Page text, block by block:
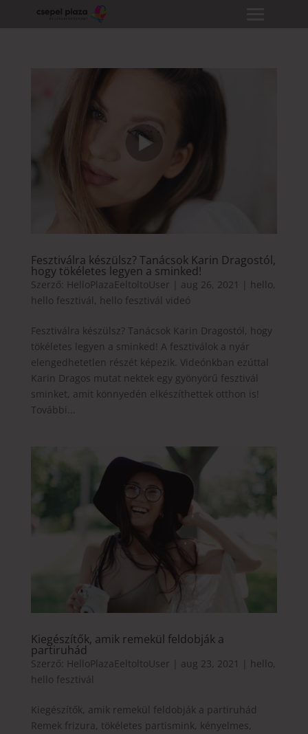
Fesztiválra készülsz? Tanácsok Karin Dragostól,
hogy tökéletes legyen a sminked!
Szerző: HelloPlazaEeltoltoUser aug 26, 2021 hello,
hello fesztivál, hello fesztivál videó
Fesztiválra készülsz? Tanácsok Karin Dragostól, hogy
tökéletes legyen a sminked! A fesztiválok a nyár
elengedhetetlen részét képezik. Videónkban ezúttal
Karin Dragos mutat nektek egy gyönyörű fesztivál
sminket, amit könnyedén elkészíthettek otthon is!
További...
Kiegészítők, amik remekül feldobják a
partiruhád
Szerző: HelloPlazaEeltoltoUser aug 23, 2021 hello,
hello fesztivál
Kiegészítők, amik remekül feldobják a partiruhád
Remek frizura, tökéletes partismink, kényelmes,